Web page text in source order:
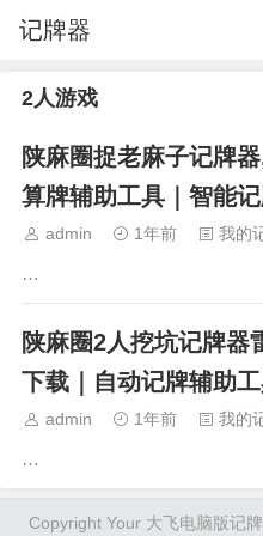
记牌器
2人游戏
陕麻圈捉老麻子记牌
算牌辅助工具｜智能
admin 1年前 我的
…
陕麻圈2人挖坑记牌器
下载｜自动记牌辅助
admin 1年前 我的
…
Copyright Your 大飞电脑版记